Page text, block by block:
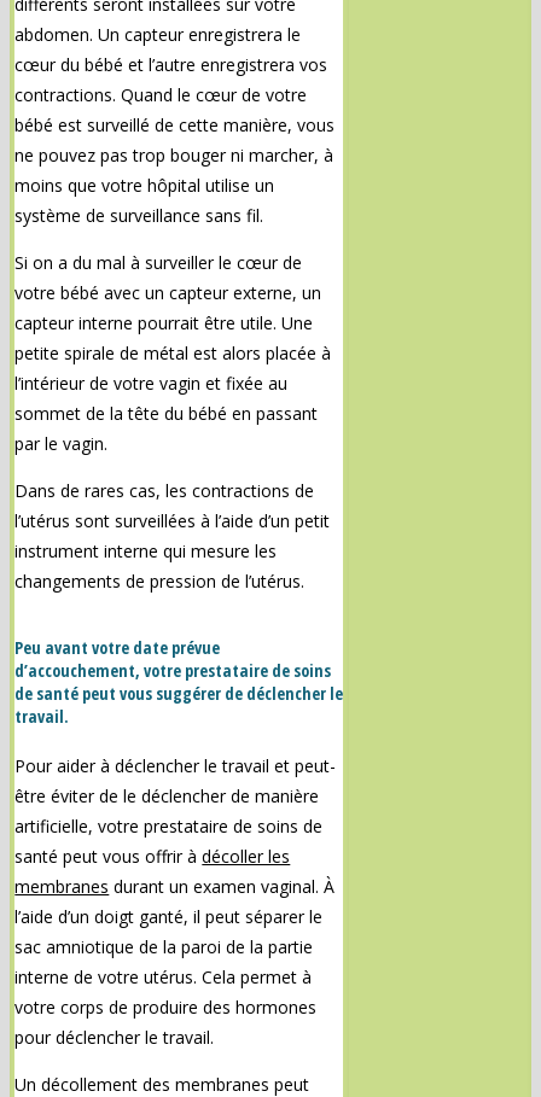
abdomen. Un capteur enregistrera le
cœur du bébé et l’autre enregistrera vos
contractions. Quand le cœur de votre
bébé est surveillé de cette manière, vous
ne pouvez pas trop bouger ni marcher, à
moins que votre hôpital utilise un
système de surveillance sans fil.
Si on a du mal à surveiller le cœur de
votre bébé avec un capteur externe, un
capteur interne pourrait être utile. Une
petite spirale de métal est alors placée à
l’intérieur de votre vagin et fixée au
sommet de la tête du bébé en passant
par le vagin.
Dans de rares cas, les contractions de
l’utérus sont surveillées à l’aide d’un petit
instrument interne qui mesure les
changements de pression de l’utérus.
Peu avant votre date prévue
d’accouchement, votre prestataire de soins
de santé peut vous suggérer de déclencher le
travail.
Pour aider à déclencher le travail et peut-
être éviter de le déclencher de manière
artificielle, votre prestataire de soins de
santé peut vous offrir àdécoller les
membranes durant un examen vaginal. À
l’aide d’un doigt ganté, il peut séparer le
sac amniotique de la paroi de la partie
interne de votre utérus. Cela permet à
votre corps de produire des hormones
pour déclencher le travail.
Un décollement des membranes peut